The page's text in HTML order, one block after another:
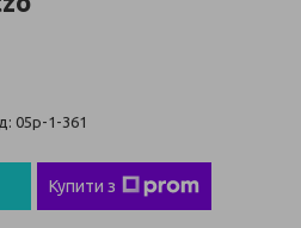
05р-1-361
Купити з